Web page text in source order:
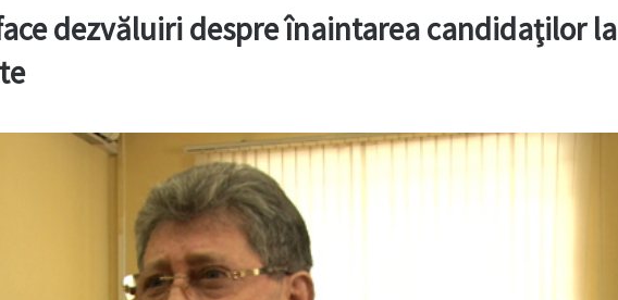
dezvăluiri despre înaintarea candidaţilor la